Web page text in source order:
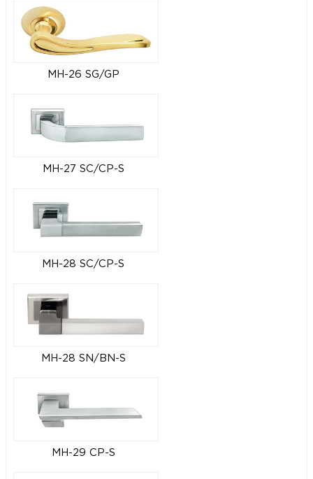
MH-26 SG/GP
MH-27 SC/CP-S
MH-28 SC/CP-S
MH-28 SN/BN-S
MH-29 CP-S